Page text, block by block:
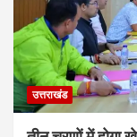
उत्तराखंड